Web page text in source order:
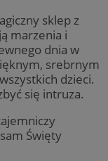
sklep z
marzenia i
dnia w
srebrnym
dzieci.
się intruza.
Święty